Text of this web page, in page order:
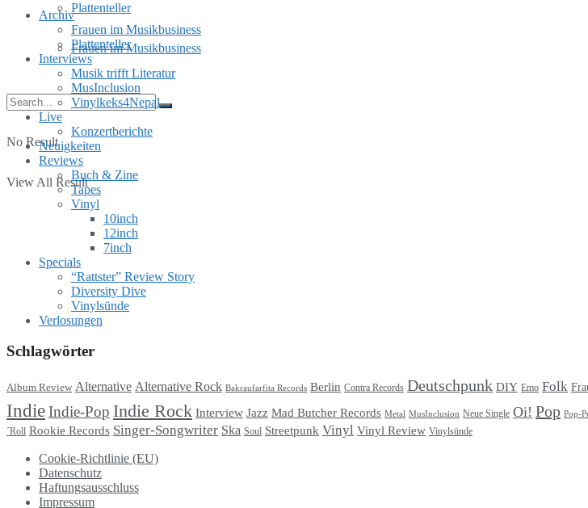
Plattenteller
Frauen im Musikbusiness
No Result
View All Result
Archiv
Frauen im Musikbusiness
Plattenteller
Interviews
Musik trifft Literatur
MusInclusion
Vinylkeks4Nepal
Live
Konzertberichte
Neuigkeiten
Reviews
Buch & Zine
Tapes
Vinyl
10inch
12inch
7inch
Specials
“Rattster” Review Story
Diversity Dive
Vinylsünde
Verlosungen
Schlagwörter
Album Review Alternative Alternative Rock Bakraufarfita Records Berlin Contra Records Deutschpunk DIY Emo Folk
IndieIndie-Pop Indie Rock Interview Jazz Mad Butcher Records Metal MusInclusion Neue Single Oi! Pop Pop-
´Roll Rookie Records Singer-Songwriter Ska Soul Streetpunk Vinyl Vinyl Review Vinylsünde
Cookie-Richtlinie (EU)
Datenschutz
Haftungsausschluss
Impressum